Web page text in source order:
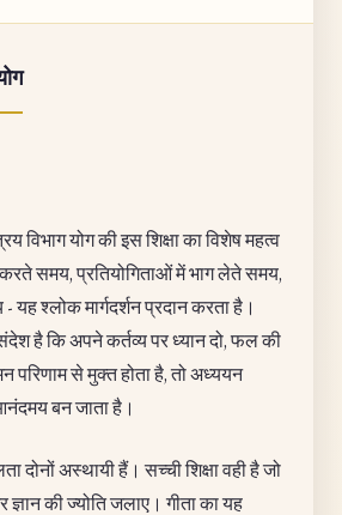
विभाग योग की इस शिक्षा का विशेष महत्व
करते समय, प्रतियोगिताओं में भाग लेते समय,
यह श्लोक मार्गदर्शन प्रदान करता है।
है कि अपने कर्तव्य पर ध्यान दो, फल की
परिणाम से मुक्त होता है, तो अध्ययन
बन जाता है।
अस्थायी हैं। सच्ची शिक्षा वही है जो
ज्ञान की ज्योति जलाए। गीता का यह